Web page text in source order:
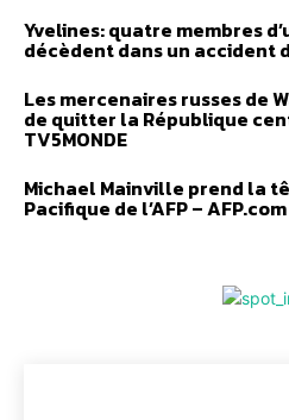
Yvelines: quatre membres
décèdent dans un accident
Les mercenaires russes de
de quitter la République
TV5MONDE
Michael Mainville prend la
Pacifique de l’AFP – AFP.com